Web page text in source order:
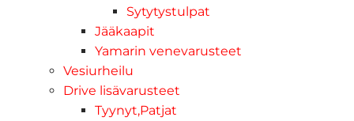
Sytytystulpat
Jääkaapit
Yamarin venevarusteet
Vesiurheilu
Drive lisävarusteet
Tyynyt,Patjat